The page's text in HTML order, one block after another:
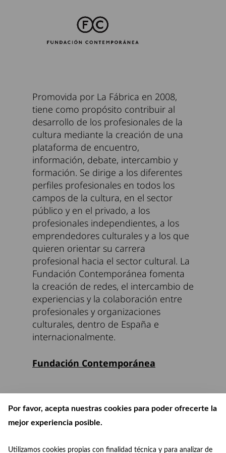
Por favor, acepta nuestras cookies para poder ofrecerte la
mejor experiencia posible.
Utilizamos cookies propias con finalidad técnica y para analizar de
Promovida por La Fábrica en 2008,
tiene como propósito contribuir al
desarrollo de los profesionales de la
cultura mediante la creación de una
plataforma de encuentro,
información, debate, intercambio y
formación. Se dirige a los diferentes
perfiles profesionales en todos los
campos de la cultura, en el sector
público y en el privado, a los
profesionales independientes, a los
emprendedores culturales y a los que
quieren orientar su carrera
profesional hacia el sector cultural. La
Fundación Contemporánea fomenta
la creación de redes, el intercambio de
experiencias y la colaboración entre
profesionales y organizaciones
culturales, dentro de España e
internacionalmente.
Fundación Contemporánea